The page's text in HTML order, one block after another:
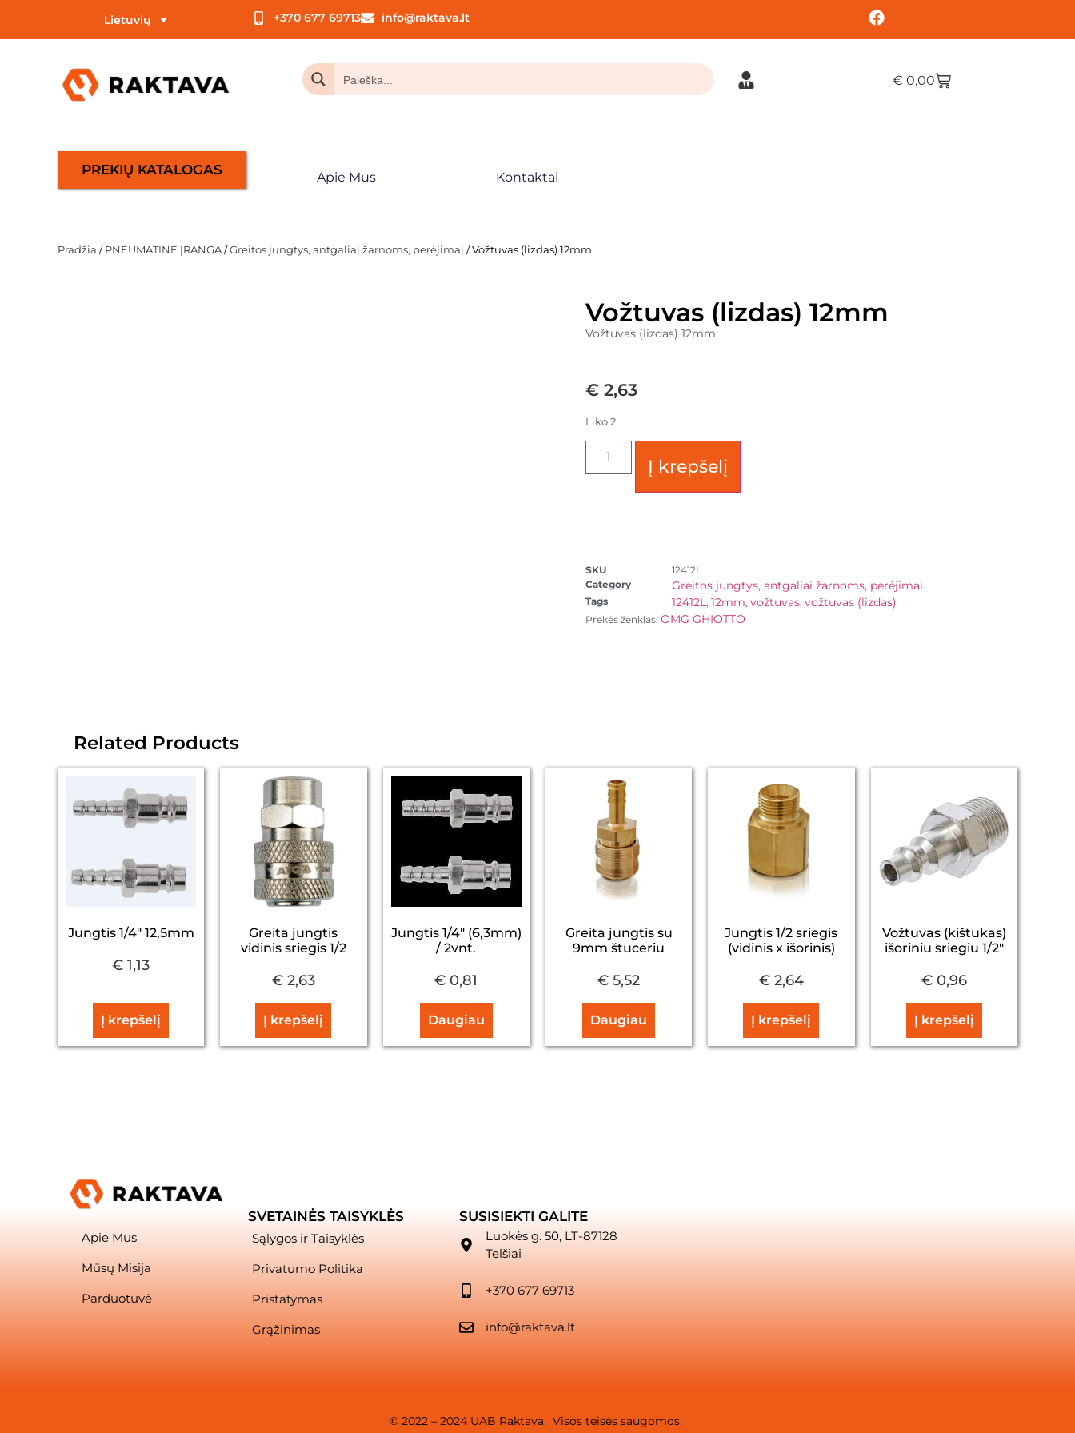
Lietuvių +370 677 69713 info@raktava.lt
€ 0,00
PREKIŲ KATALOGAS Apie Mus Kontaktai
Pradžia /PNEUMATINĖ ĮRANGA/Greitos jungtys, antgaliai žarnoms, perėjimai / Vožtuvas (lizdas) 12mm
Vožtuvas (lizdas) 12mm
Vožtuvas (lizdas) 12mm
€ 2,63
Liko 2
Į krepšelį
SKU
12412L
Category
Greitos jungtys, antgaliai žarnoms, perėjimai
Tags 12412L, 12mm, vožtuvas, vožtuvas (lizdas)
Prekės ženklas: OMG GHIOTTO
Related Products
Jungtis 1/4" 12,5mm
€ 1,13
Į krepšelį
Greita jungtis
vidinis sriegis 1/2
€2,63
Į krepšelį
Jungtis 1/4" (6,3mm)
/ 2vnt.
€ 0,81
Daugiau
Greita jungtis su
9mm štuceriu
€ 5,52
Daugiau
Jungtis 1/2 sriegis
(vidinis x išorinis)
€2,64
Į krepšelį
Vožtuvas (kištukas)
išoriniu sriegiu 1/2″
€0,96
Į krepšelį
Apie Mus
Mūsų Misija
Parduotuvė
SVETAINĖS TAISYKLĖS
Sąlygos ir Taisyklės
Privatumo Politika
Pristatymas
Grąžinimas
SUSISIEKTI GALITE
Luokės g. 50, LT-87128
Telšiai
+370 677 69713
info@raktava.lt
© 2022 – 2024 UAB Raktava. Visos teisės saugomos.